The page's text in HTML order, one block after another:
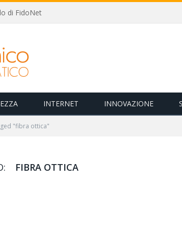
di FidoNet
INTERNET INNOVAZIONE
"fibra ottica"
FIBRA OTTICA